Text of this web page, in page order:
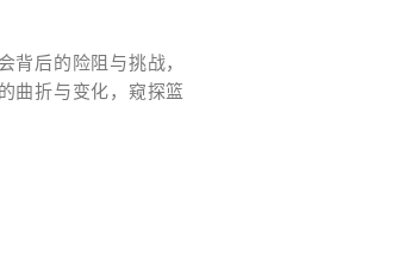
后的险阻与挑战，
曲折与变化，窥探篮